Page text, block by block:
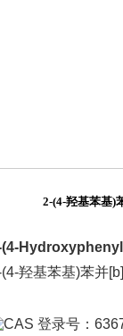
2-(4-羟基苯基)
(4-
(4-羟基苯基)苯并